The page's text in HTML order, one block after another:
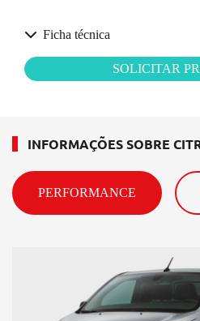
Ficha técnica
SOLICITAR
INFORMAÇÕES SOBRE
PERFORMANCE